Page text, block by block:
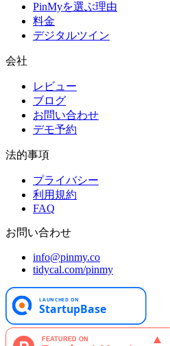
PinMyを選ぶ理由
料金
デジタルツイン
会社
レビュー
ブログ
お問い合わせ
デモ予約
法的事項
プライバシー
利用規約
FAQ
お問い合わせ
info@pinmy.co
tidycal.com/pinmy